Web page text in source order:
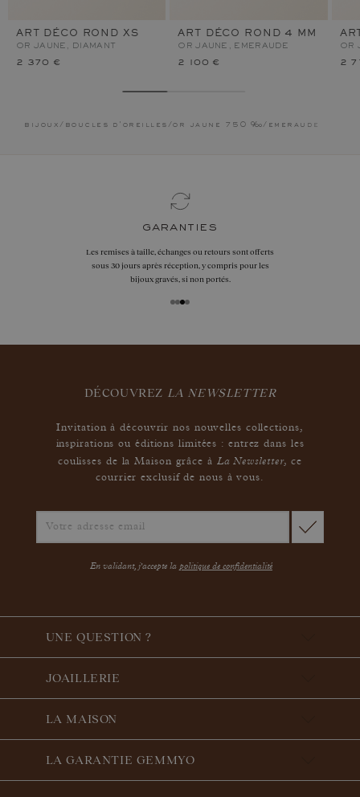
ART DÉCO ROND XS
OR JAUNE, DIAMANT
2 370 €
ART DÉCO ROND 4 MM
OR JAUNE, EMERAUDE
2 100 €
OR
2
bijoux / boucles d'oreilles / or jaune 750 ‰ / emeraude
garanties
Les remises à taille, échanges ou retours sont offerts
sous 30 jours après réception, y compris pour les
bijoux gravés, si non portés.
DÉCOUVREZ LA NEWSLETTER
Invitation à découvrir nos nouvelles collections,
inspirations ou éditions limitées : entrez dans les
coulisses de la Maison grâce à La Newsletter,ce
courrier exclusif de nous à vous.
En validant, j'accepte la politique de confidentialité
UNE QUESTION ?
JOAILLERIE
LA MAISON
LA GARANTIE GEMMYO